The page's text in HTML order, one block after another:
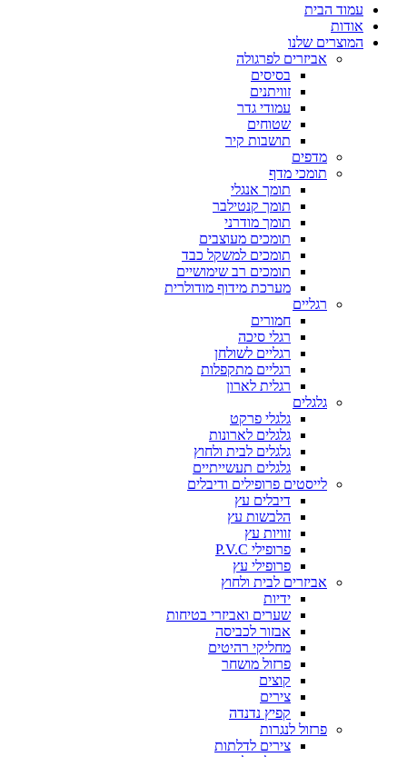
עמוד הבית
אודות
המוצרים שלנו
אביזרים לפרגולה
בסיסים
זוויתנים
עמודי גדר
שטוחים
תושבות קיר
מדפים
תומכי מדף
תומך אנגלי
תומך קנטילבר
תומך מודרני
תומכים מעוצבים
תומכים למשקל כבד
תומכים רב שימושיים
מערכת מידוף מודולרית
רגליים
חמורים
רגלי סיכה
רגליים לשולחן
רגליים מתקפלות
רגלית לארון
גלגלים
גלגלי פרקט
גלגלים לארונות
גלגלים לבית ולחוץ
גלגלים תעשייתיים
לייסטים פרופילים ודיבלים
דיבלים עץ
הלבשות עץ
זוויות עץ
פרופילי P.V.C
פרופילי עץ
אביזרים לבית ולחוץ
ידיות
שערים ואביזרי בטיחות
אבזור לכביסה
מחליקי רהיטים
פרזול מושחר
קוצים
צירים
קפיץ נדנדה
פרזול לנגרות
צירים לדלתות